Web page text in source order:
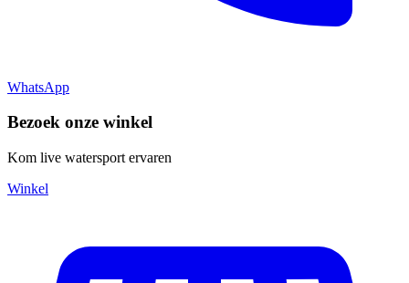
WhatsApp
Bezoek onze winkel
Kom live watersport ervaren
Winkel